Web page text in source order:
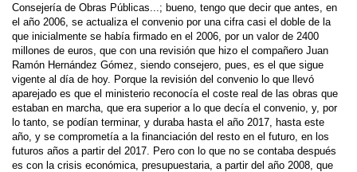
Consejería de Obras Públicas...; bueno, tengo que decir que antes, en
el año 2006, se actualiza el convenio por una cifra casi el doble de la
que inicialmente se había firmado en el 2006, por un valor de 2400
millones de euros, que con una revisión que hizo el compañero Juan
Ramón Hernández Gómez, siendo consejero, pues, es el que sigue
vigente al día de hoy. Porque la revisión del convenio lo que llevó
aparejado es que el ministerio reconocía el coste real de las obras que
estaban en marcha, que era superior a lo que decía el convenio, y, por
lo tanto, se podían terminar, y duraba hasta el año 2017, hasta este
año, y se comprometía a la financiación del resto en el futuro, en los
futuros años a partir del 2017. Pero con lo que no se contaba después
es con la crisis económica, presupuestaria, a partir del año 2008, que